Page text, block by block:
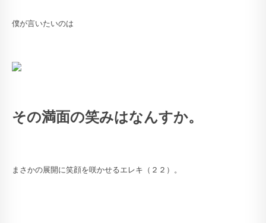
僕が言いたいのは
その満面の笑みはなんすか。
まさかの展開に笑顔を咲かせるエレキ（２２）。